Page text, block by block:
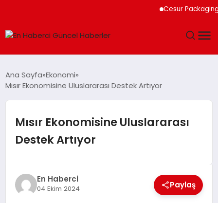
Cesur Packaging,
SAĞLIK
TEKNOLOJI
DÜNYA
Ana Sayfa Ekonomi
Mısır Ekonomisine Uluslararası Destek Artıyor
Mısır Ekonomisine Uluslararası
Destek Artıyor
En Haberci
04 Ekim 2024 Paylaş